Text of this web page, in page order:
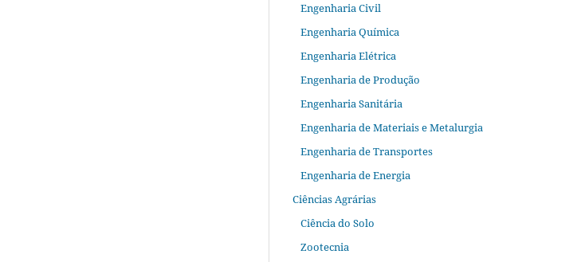
Engenharia Civil
Engenharia Química
Engenharia Elétrica
Engenharia de Produção
Engenharia Sanitária
Engenharia de Materiais e Metalurgia
Engenharia de Transportes
Engenharia de Energia
Ciências Agrárias
Ciência do Solo
Zootecnia